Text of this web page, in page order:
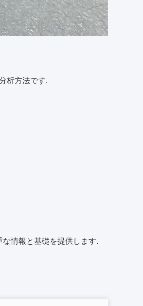
析方法です.
情報と基礎を提供します.